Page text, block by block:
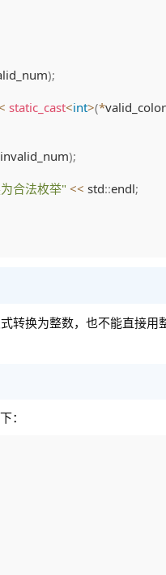
);
static_cast<int>(*valid_color
invalid_num);
合法枚举" << std::endl;
转换为整数，也不能直接
：